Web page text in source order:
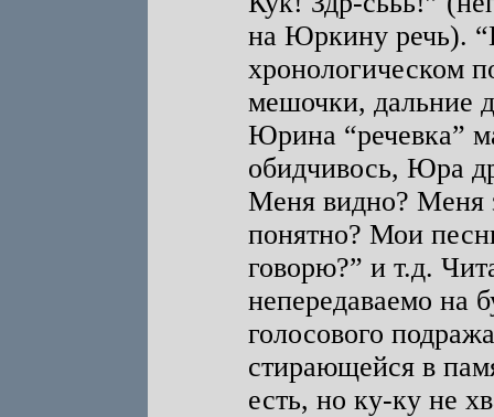
на Юркину речь).
хронологическом
мешочки, дальние
Юрина “речевка”
обидчивось, Юра
Меня видно? Меня
понятно? Мои
говорю?” и т.д.
непередаваемо на
голосового
стирающейся в
есть, но ку-ку не